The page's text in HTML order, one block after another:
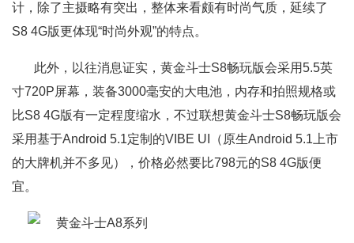
计，除了主摄略有突出，整体来看颇有时尚气质，延续了
S8 4G版更体现“时尚外观”的特点。
此外，以往消息证实，黄金斗士S8畅玩版会采用5.5英
寸720P屏幕，装备3000毫安的大电池，内存和拍照规格或
比S8 4G版有一定程度缩水，不过联想黄金斗士S8畅玩版会
采用基于Android 5.1定制的VIBE UI（原生Android 5.1上市
的大牌机并不多见），价格必然要比798元的S8 4G版便
宜。